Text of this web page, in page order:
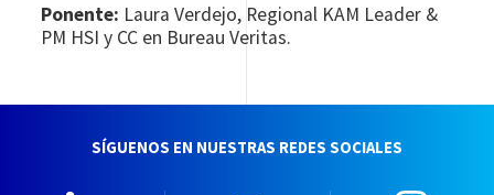
Ponente: Laura Verdejo, Regional KAM Leader &
PM HSI y CC en Bureau Veritas.
SÍGUENOS EN NUESTRAS REDES SOCIALES